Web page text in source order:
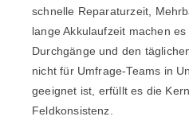
schnelle Reparaturzeit,
lange Akkulaufzeit machen
Durchgänge und den
nicht für Umfrage-Teams in
geeignet ist, erfüllt es die
Feldkonsistenz.